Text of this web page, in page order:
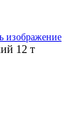
изображение
12 т